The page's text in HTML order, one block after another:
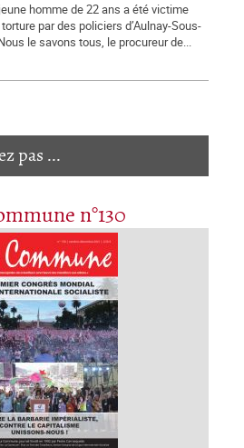
pas ...
n°130
homme de 22 ans a été victime
par des policiers d’Aulnay-Sous-
le savons tous, le procureur de...